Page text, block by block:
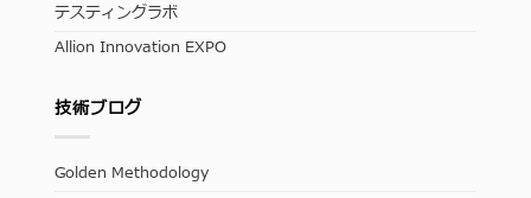
テスティングラボ
Allion Innovation EXPO
技術ブログ
Golden Methodology